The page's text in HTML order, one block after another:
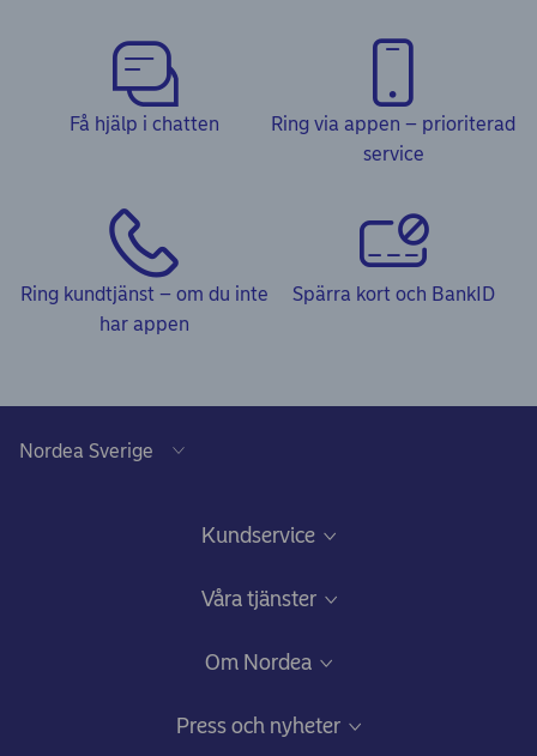
Få hjälp i chatten
Ring via appen – prioriterad
service
Ring kundtjänst – om du inte
har appen
Spärra kort och BankID
Kundservice
Frågor & svar och Kundservice
Beröm, förslag eller klagomål
Våra tjänster
Sparande och investeringar
Om Nordea
Press och nyheter